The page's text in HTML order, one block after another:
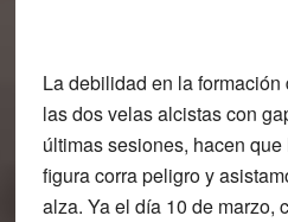
La debilidad en la
las dos velas alcistas con
últimas sesiones, hacen
figura corra peligro y
alza. Ya el día 10 de marzo,